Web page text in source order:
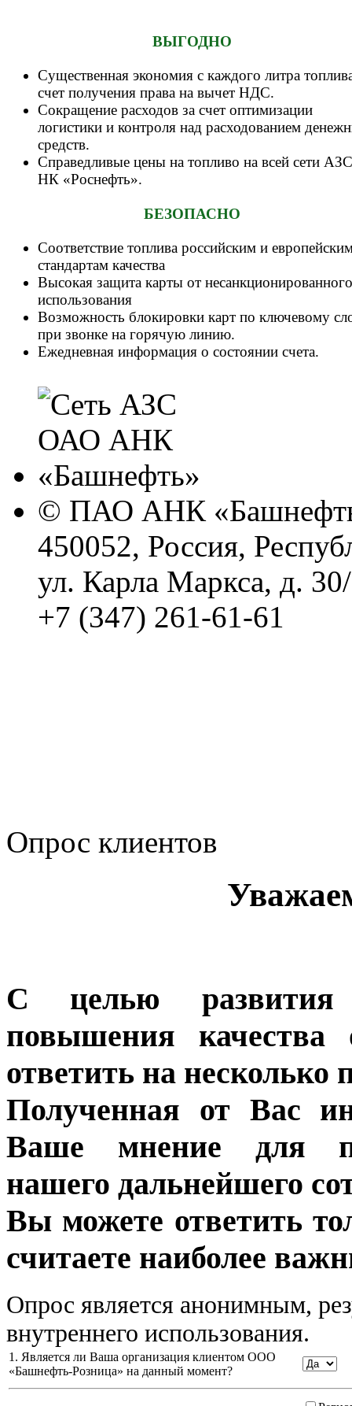
ВЫГОДНО
Существенная экономия с каждого литра
счет получения права на вычет НДС.
Сокращение расходов за счет оптимизации
логистики и контроля над расходованием
средств.
Справедливые цены на топливо на всей сети АЗС
НК «Роснефть».
БЕЗОПАСНО
Соответствие топлива российским и
стандартам качества
Высокая защита карты от несанкционированного
использования
Возможность блокировки карт по ключевому
при звонке на горячую линию.
Ежедневная информация о состоянии счета.
© ПАО АНК
450052, Россия,
ул. Карла Маркса, д.
+7 (347) 261-61-61
Опрос клиентов
С целью развития
повышения качества
ответить на несколько
Полученная от Вас
Ваше мнение для
нашего дальнейшего
Вы можете ответить
считаете наиболее
Опрос является анонимным,
внутреннего использования.
1. Является ли Ваша организация клиентом ООО
«Башнефть-Розница» на данный момент?